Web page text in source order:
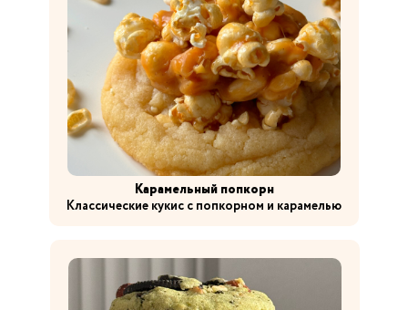
Карамельный попкорн
Классические кукис с попкорном и карамелью